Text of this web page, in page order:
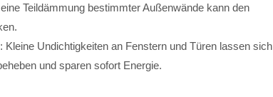
Teildämmung bestimmter Außenwände kann den
: Kleine Undichtigkeiten an Fenstern und Türen lassen sich
und sparen sofort Energie.